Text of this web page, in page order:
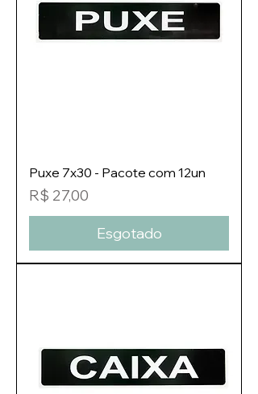
Puxe 7x30 - Pacote com 12un
Preço
R$ 27,00
Esgotado